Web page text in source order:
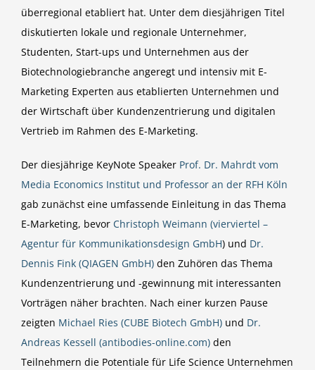
überregional etabliert hat. Unter dem diesjährigen Titel
diskutierten lokale und regionale Unternehmer,
Studenten, Start-ups und Unternehmen aus der
Biotechnologiebranche angeregt und intensiv mit E-
Marketing Experten aus etablierten Unternehmen und
der Wirtschaft über Kundenzentrierung und digitalen
Vertrieb im Rahmen des E-Marketing.
Der diesjährige KeyNote Speaker Prof. Dr. Mahrdt vom
Media Economics Institut und Professor an der RFH Köln
gab zunächst eine umfassende Einleitung in das Thema
E-Marketing, bevor Christoph Weimann (vierviertel –
Agentur für Kommunikationsdesign GmbH) und Dr.
Dennis Fink (QIAGEN GmbH) den Zuhören das Thema
Kundenzentrierung und -gewinnung mit interessanten
Vorträgen näher brachten. Nach einer kurzen Pause
zeigten Michael Ries (CUBE Biotech GmbH) und Dr.
Andreas Kessell (antibodies-online.com) den
Teilnehmern die Potentiale für Life Science Unternehmen